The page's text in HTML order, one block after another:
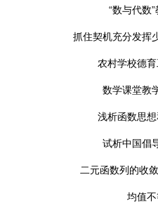
“数与代数
抓住契机充分发挥
农村学校德
数学课堂教
浅析函数思想
试析中国倡
二元函数列的收
均值不